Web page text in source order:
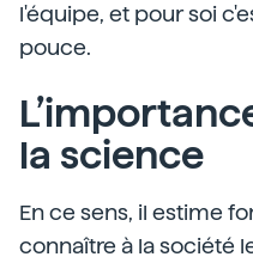
l'équipe, et pour soi
pouce.
la science
En ce sens, il estime
connaître à la société